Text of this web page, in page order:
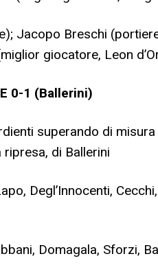
Jacopo Breschi
giocatore, Leon
0-1 (Ballerini)
superando di misura
ripresa, di Ballerini
Degl’Innocenti,
Domagala, Sforzi,